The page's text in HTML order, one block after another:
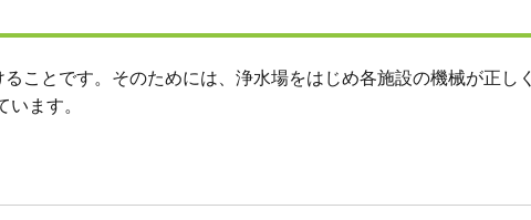
ことです。そのためには、浄水場をはじめ各施設の機械が正しく
ます。